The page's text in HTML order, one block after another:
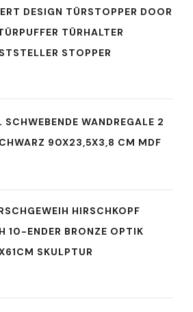
DESIGN TÜRSTOPPER DOOR
TÜRHALTER
STOPPER
SCHWEBENDE WANDREGALE 2
90X23,5X3,8 CM MDF
HIRSCHKOPF
10-ENDER BRONZE OPTIK
SKULPTUR